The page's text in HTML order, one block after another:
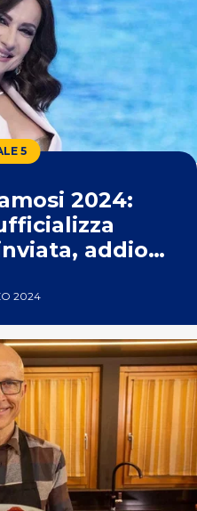
5
2024:
addio
2024